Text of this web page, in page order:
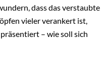
dass das verstaubte
vieler verankert ist,
– wie soll sich